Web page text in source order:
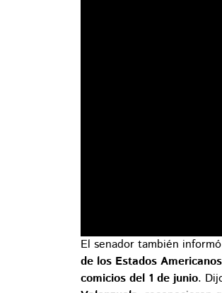
El senador también
de los Estados
comicios del 1 de junio.